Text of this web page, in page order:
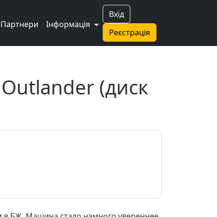
Вхід
Реєстрація
Партнери Інформація
(диск